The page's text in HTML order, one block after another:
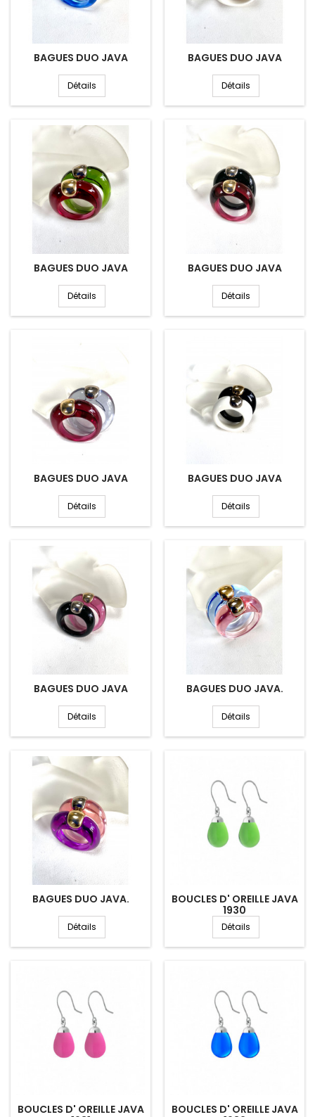
BAGUES DUO JAVA
Détails
BAGUES DUO JAVA
Détails
BAGUES DUO JAVA
Détails
BAGUES DUO JAVA
Détails
BAGUES DUO JAVA
Détails
BAGUES DUO JAVA
Détails
BAGUES DUO JAVA
Détails
BAGUES DUO JAVA.
Détails
BAGUES DUO JAVA.
Détails
BOUCLES D' OREILLE JAVA
1930
Détails
BOUCLES D' OREILLE JAVA
BOUCLES D' OREILLE JAVA